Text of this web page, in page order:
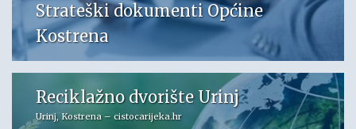
Strateški dokumenti Općine
Kostrena
Reciklažno dvorište Urinj
Urinj, Kostrena – cistocarijeka.hr